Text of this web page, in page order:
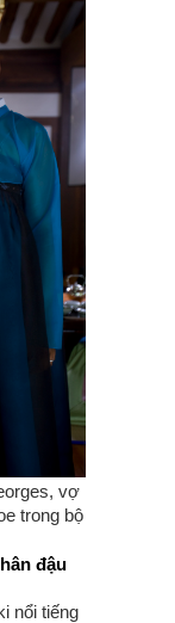
vợ
trong bộ
đậu
nổi tiếng